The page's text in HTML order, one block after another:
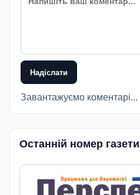
Надіслати
Завантажуємо коментарі...
Останній номер газети